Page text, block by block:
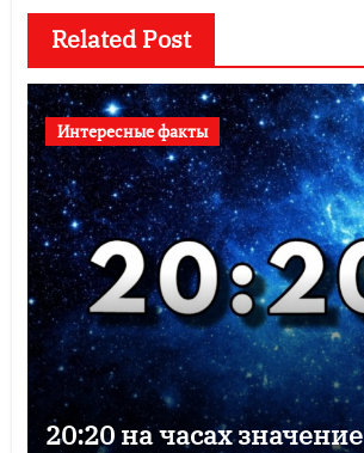
Related Post
Интересные факты
20:20 на часах значение